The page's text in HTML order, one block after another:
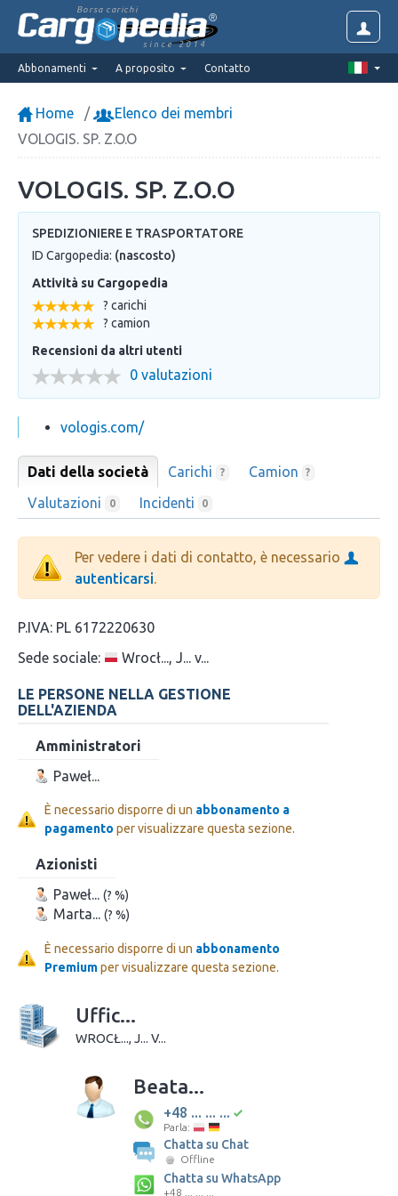
Borsa carichi
since 2014
Abbonamenti A proposito Contatto
Home
Elenco dei membri
VOLOGIS. SP. Z.O.O
VOLOGIS. SP. Z.O.O
SPEDIZIONIERE E TRASPORTATORE
ID Cargopedia: (nascosto)
Attività su Cargopedia
? carichi
? camion
Recensioni da altri utenti
0 valutazioni
vologis.com/
Dati della società Carichi ? Camion ?
Valutazioni 0 Incidenti 0
Per vedere i dati di contatto, è necessario
autenticarsi
P.IVA: PL 6172220630
Sede sociale:
Wrocł..., J... v...
LE PERSONE NELLA GESTIONE
DELL'AZIENDA
Amministratori
Paweł...
È necessario disporre di un abbonamento a
pagamento per visualizzare questa sezione.
Azionisti
Paweł... (? %)
Marta... (? %)
È necessario disporre di un abbonamento
Premiumper visualizzare questa sezione.
Uffic...
WROCŁ..., J... V...
Beata...
+48 ... ... ...
Parla:
Chatta su Chat
Offline
Chatta su WhatsApp
+48 ... ... ...